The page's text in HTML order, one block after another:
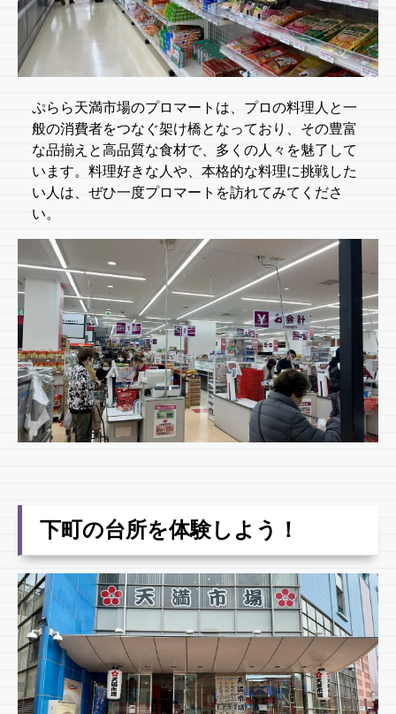
ぷらら天満市場のプロマートは、プロの料理人と一
般の消費者をつなぐ架け橋となっており、その豊富
な品揃えと高品質な食材で、多くの人々を魅了して
います。料理好きな人や、本格的な料理に挑戦した
い人は、ぜひ一度プロマートを訪れてみてくださ
い。
下町の台所を体験しよう！